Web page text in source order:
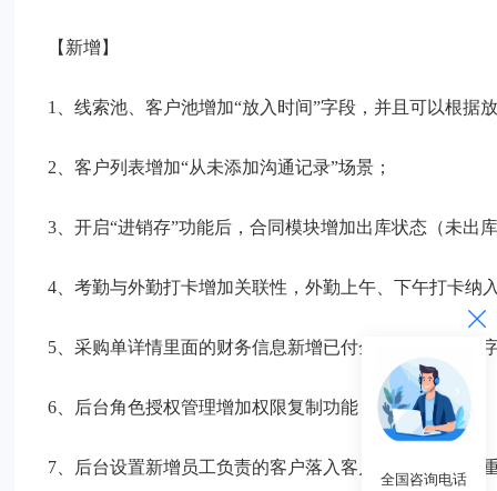
【新增】
1、线索池、客户池增加“放入时间”字段，并且可以根据
2、客户列表增加“从未添加沟通记录”场景；
3、开启“进销存”功能后，合同模块增加出库状态（未出
4、考勤与外勤打卡增加关联性，外勤上午、下午打卡纳
5、采购单详情里面的财务信息新增已付金额、未付金额
6、后台角色授权管理增加权限复制功能；
7、后台设置新增员工负责的客户落入客户池后多久不能
全国咨询电话